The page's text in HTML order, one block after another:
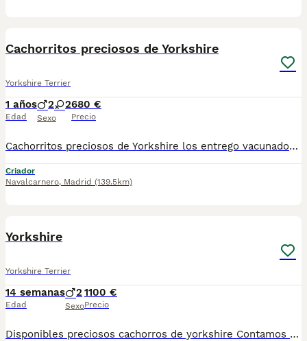
Cachorritos preciosos de Yorkshire
Yorkshire Terrier
1 años
Edad
2 2
Sexo
680 €
Precio
Cachorritos preciosos de Yorkshire los entrego vacunados desparasitado los enseño en mi casa sin ningun compromiso 697 93 77 96
Criador
Navalcarnero, Madrid (139.5km)
Yorkshire
Yorkshire Terrier
14 semanas
Edad
2
Sexo
1100 €
Precio
Disponibles preciosos cachorros de yorkshire Contamos con hembras y machos. Somos un criadero familiar y te ofrecemos la posibilidad de venir a conocer a los cachorros en persona o mediante videollamada. Entregamos a los cachorros con todo en regla: • Vacunas correspondientes a su edad • Desparasitación interna y externa • Cartilla sanitaria • Revisión veterinaria • Pasaporte • Microchip • Contrato de adopción con garantías Realizamos entregas en toda la península, incluyendo: Galicia, Cantabria, País Vasco, Barcelona, Zaragoza, Huesca, Valencia, Castilla-La Mancha, Castilla y León, , Murcia y Andalucía. Para cualquier consulta o para recibir fotos y vídeos de los cachorros, no dudes en contactarnos. También puedes ver más en nuestro perfil: [@cachorrospippiespremium]. 📞 Teléfono y WhatsApp: Mostrar número de teléfono Atendemos de lunes a domingo. Preguntar por Carla. ¡Estaremos encantados de ayudarte!